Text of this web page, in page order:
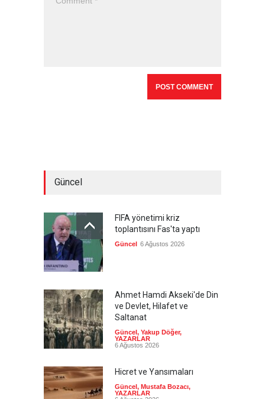
Güncel
FIFA yönetimi kriz
toplantısını Fas'ta yaptı
Güncel 6 Ağustos 2026
Ahmet Hamdi Akseki'de Din
ve Devlet, Hilafet ve
Saltanat
Güncel , Yakup Döğer,
YAZARLAR
6 Ağustos 2026
Hicret ve Yansımaları
Güncel , Mustafa Bozacı,
YAZARLAR